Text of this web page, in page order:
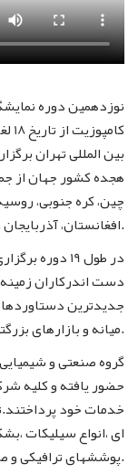
نوزدهمین دوره
بین المللی تهران
هجده کشور جهان از
چین، کره جنوبی،
افغانستان، آذربایجان ... حضور یافته بودند.
در طول 19
دست اندرکاران
جدیدترین
میانه و بازارهای بزرگتر جهانی ارائه نمایند.
گروه صنعتی و
حضور یافته و کلیه
خدمات خود
ای ،انواع سیلیکات
پوششهای ترافیکی و صنعتی از جمله فعالیت های این گروه می باشد.